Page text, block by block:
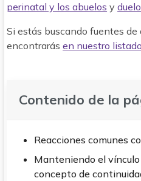
perinatal y los abuelos y
Si estás buscando fuentes de
encontrarásen nuestro
Contenido de la
Reacciones comunes
Manteniendo el
concepto de